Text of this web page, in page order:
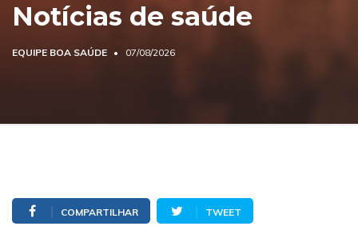
Notícias de saúde
EQUIPE BOA SAÚDE 07/08/2026
COMPARTILHAR TWEET